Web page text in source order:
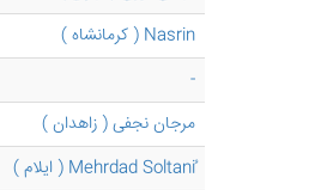
Nasrin ( کرمانشاه )
-
مرجان نجفی ( زاهدان )